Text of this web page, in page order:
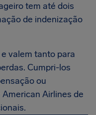
tem até dois
de indenização
valem tanto para
Cumpri-los
ou
Airlines de